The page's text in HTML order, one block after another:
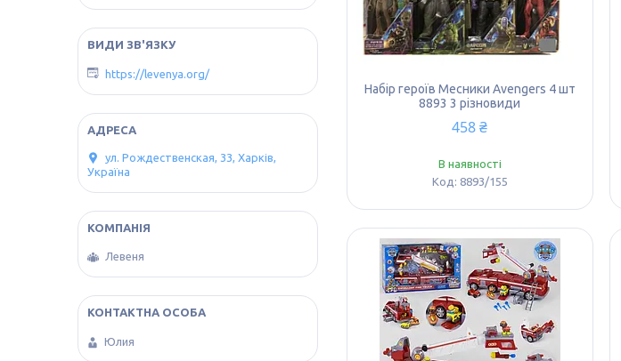
Набір героїв Месники Avengers 4 шт
8893 3 різновиди
458 ₴
В наявності
8893/155
https://levenya.org/
ул. Рождественская, 33, Харків,
Україна
Левеня
Юлия